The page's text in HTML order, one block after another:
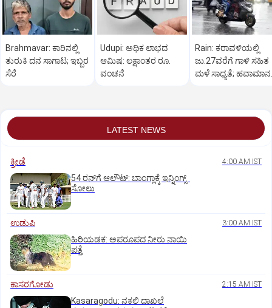
Brahmavar: ಕಾರಿನಲ್ಲಿ
ತುರುಕಿ ದನ ಸಾಗಾಟ; ಇಬ್ಬರ
ಸೆರೆ
Udupi: ಅಧಿಕ ಲಾಭದ
ಆಮಿಷ: ಲಕ್ಷಾಂತರ ರೂ.
ವಂಚನೆ
Rain: ಕರಾವಳಿಯಲ್ಲಿ
ಜು.27ವರೆಗೆ ಗಾಳಿ ಸಹಿತ
ಮಳೆ ಸಾಧ್ಯತೆ; ಹವಾಮಾನ
LATEST NEWS
ಕ್ರೀಡೆ 4:00 AM IST
54 ರನ್‌ಗೆ ಆಲೌಟ್‌: ಬಾಂಗ್ಲಾಕ್ಕೆ ಇನ್ನಿಂಗ್ಸ್‌
ಸೋಲು
ಉಡುಪಿ 3:00 AM IST
ಹಿರಿಯಡಕ: ಅಪರೂಪದ ನೀರು ನಾಯಿ
ಪತ್ತೆ
ಕಾಸರಗೋಡು 2:15 AM IST
Kasaragodu: ನಕಲಿ ದಾಖಲೆ